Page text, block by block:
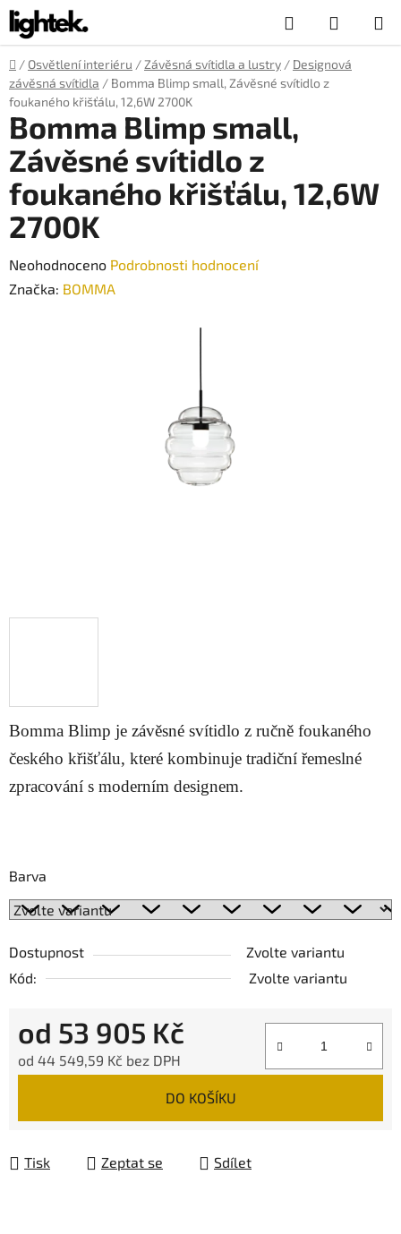
Přejít
na
obsah
Hledat
KOŠÍK
Domů
/ Osvětlení interiéru / Závěsná svítidla a lustry / Designová
závěsná svítidla / Bomma Blimp small, Závěsné svítidlo z
foukaného křišťálu, 12,6W 2700K
Bomma Blimp je závěsné svítidlo z ručně foukaného
českého křišťálu, které kombinuje tradiční řemeslné
zpracování s moderním designem.
Barva
Dostupnost
Zvolte variantu
Kód:
Zvolte variantu
od 53 905 Kč
od 44 549,59 Kč bez DPH
DO KOŠÍKU
Tisk Zeptat se Sdílet
Bomma Blimp small,
Závěsné svítidlo z
foukaného křišťálu, 12,6W
2700K
Průměrné
hodnocení
Neohodnoceno Podrobnosti hodnocení
Značka: BOMMA